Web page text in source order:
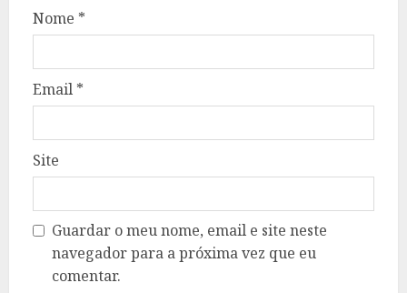
Nome *
Email *
Site
Guardar o meu nome, email e site neste
navegador para a próxima vez que eu
comentar.